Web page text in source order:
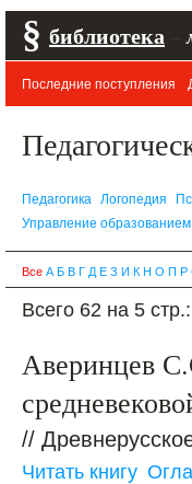
§ библиотека
Последние поступления
Педагогика Логопедия
Управление образованием
Все А Б В Г Д Е З И К Н О П Р
Всего 62 на 5 стр.:
Аверинцев
//
Читать книгу